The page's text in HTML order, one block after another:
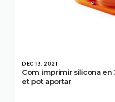
DEC 13, 2021
Com imprimir silicona en
et pot aportar